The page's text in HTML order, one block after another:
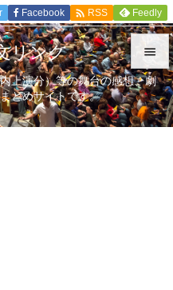


メニュ

Facebook  RSS Feedly
リンク
上演分）等の舞台の感想、劇
とめサイトです。